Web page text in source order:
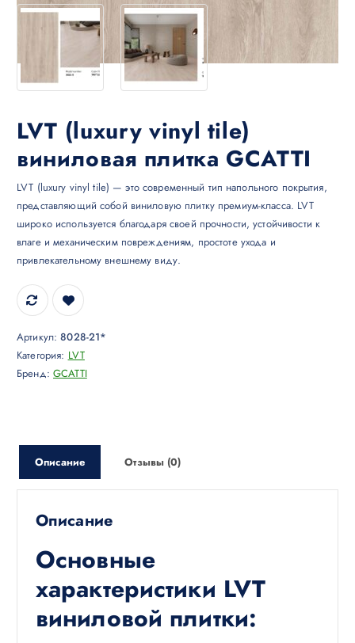
LVT (luxury vinyl tile)
виниловая плитка GCATTI
LVT (luxury vinyl tile) — это современный тип напольного покрытия,
представляющий собой виниловую плитку премиум-класса. LVT
широко используется благодаря своей прочности, устойчивости к
влаге и механическим повреждениям, простоте ухода и
привлекательному внешнему виду.
Артикул:8028-21*
Категория: LVT
Бренд:GCATTI
Описание Отзывы (0)
Описание
Основные
характеристики LVT
виниловой плитки: